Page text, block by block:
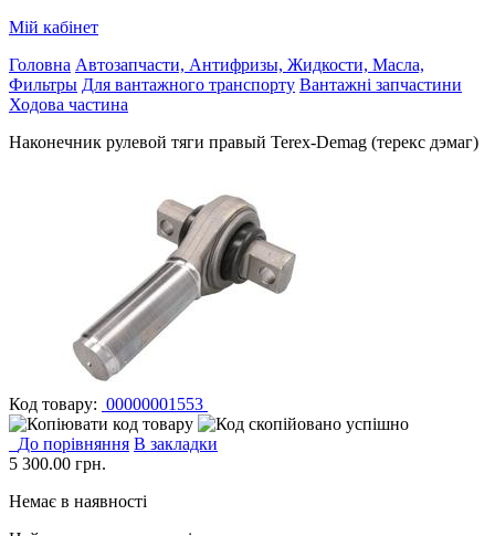
Мій кабінет
Головна Автозапчасти, Антифризы, Жидкости, Масла,
Фильтры Для вантажного транспорту Вантажні запчастини
Ходова частина
Наконечник рулевой тяги правый Terex-Demag (терекс дэмаг)
Код товару: 00000001553
До порівняння В закладки
5 300.00 грн.
Немає в наявності